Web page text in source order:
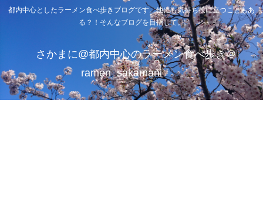
都内中心としたラーメン食べ歩きブログです。他にも気持ち役に立つこともあ
る？！そんなブログを目指して。
さかまに@都内中心のラーメン食べ歩き＠
ramen_sakamani